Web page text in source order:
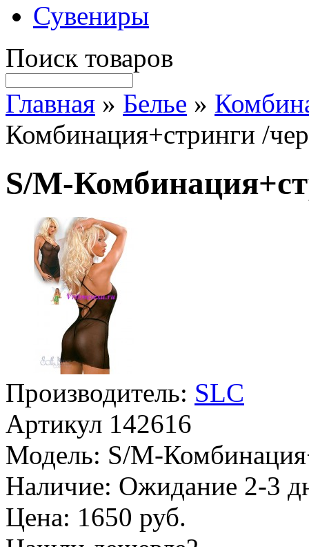
Сувениры
Поиск товаров
Главная » Белье »
Комбинация+стринги /
S/M-
Производитель: SLC
Артикул 142616
Модель: S/M-
Наличие: Ожидание 2-3
Цена: 1650 руб.